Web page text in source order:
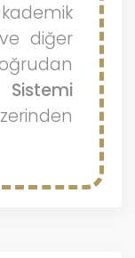
diğer